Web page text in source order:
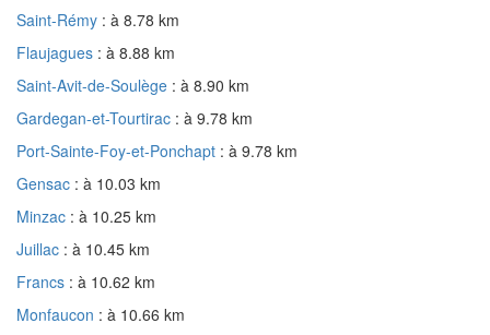
Saint-Rémy : à 8.78 km
Flaujagues : à 8.88 km
Saint-Avit-de-Soulège : à 8.90 km
Gardegan-et-Tourtirac : à 9.78 km
Port-Sainte-Foy-et-Ponchapt : à 9.78 km
Gensac : à 10.03 km
Minzac : à 10.25 km
Juillac : à 10.45 km
Francs : à 10.62 km
Monfaucon : à 10.66 km